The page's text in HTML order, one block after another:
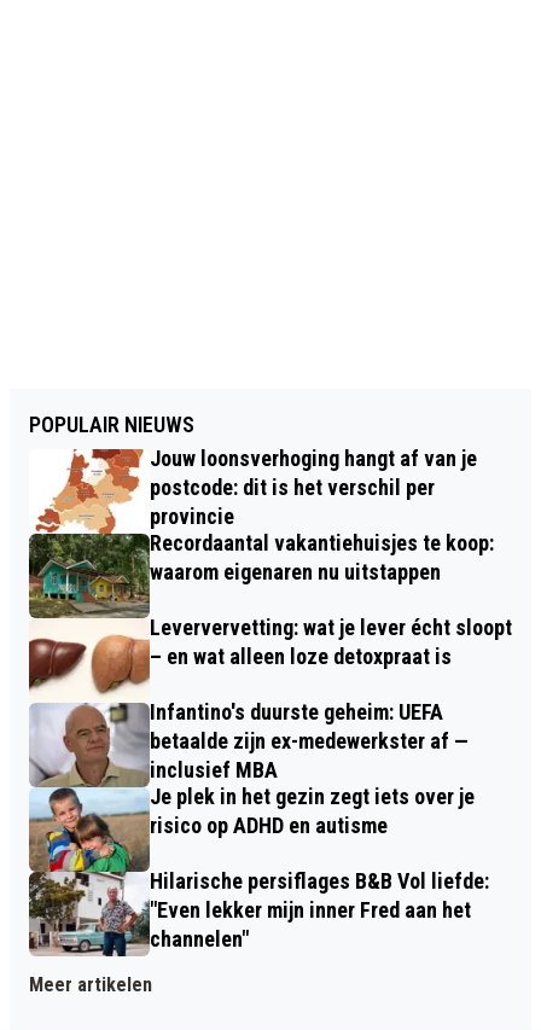
POPULAIR NIEUWS
Jouw loonsverhoging hangt af van je
postcode: dit is het verschil per
provincie
Recordaantal vakantiehuisjes te koop:
waarom eigenaren nu uitstappen
Leververvetting: wat je lever écht sloopt
– en wat alleen loze detoxpraat is
Infantino's duurste geheim: UEFA
betaalde zijn ex-medewerkster af —
inclusief MBA
Je plek in het gezin zegt iets over je
risico op ADHD en autisme
Hilarische persiflages B&B Vol liefde:
"Even lekker mijn inner Fred aan het
channelen"
Meer artikelen